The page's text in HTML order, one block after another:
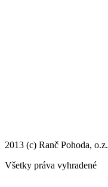
2013 (c) Ranč Pohoda, o.z.
Všetky práva vyhradené